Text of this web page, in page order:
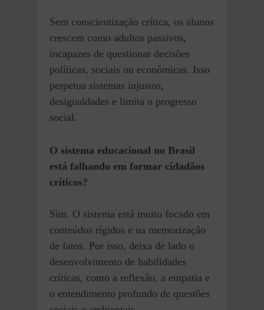
Sem conscientização crítica, os alunos
crescem como adultos passivos,
incapazes de questionar decisões
políticas, sociais ou econômicas. Isso
perpetua sistemas injustos,
desigualdades e limita o progresso
social.
O sistema educacional no Brasil
está falhando em formar cidadãos
críticos?
Sim. O sistema está muito focado em
conteúdos rígidos e na memorização
de fatos. Por isso, deixa de lado o
desenvolvimento de habilidades
críticas, como a reflexão, a empatia e
o entendimento profundo de questões